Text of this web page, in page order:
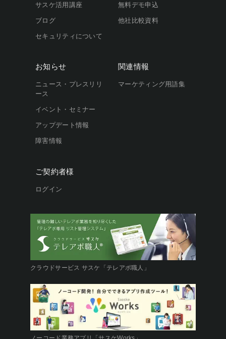
クラウドサービス サスケ「テレアポ職人」
サスケ活用講座
ブログ
セキュリティについて
無料デモ申込
他社比較資料
お知らせ
ニュース・プレスリリ
ース
イベント・セミナー
アップデート情報
障害情報
関連情報
マーケティング用語集
ご契約者様
ログイン